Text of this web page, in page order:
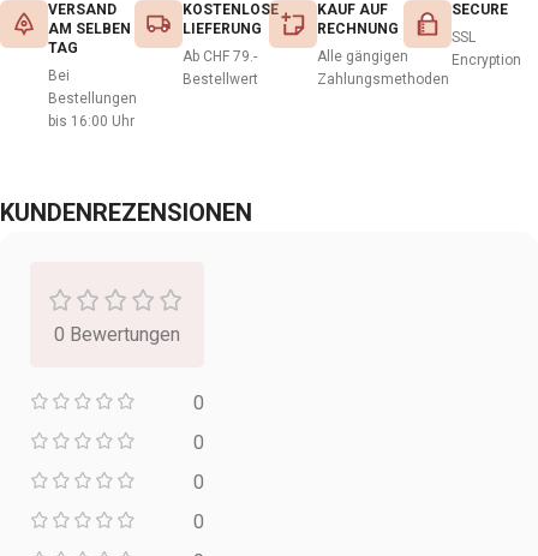
VERSAND
AM SELBEN
TAG
Bei
Bestellungen
bis 16:00 Uhr
KOSTENLOSE
LIEFERUNG
Ab CHF 79.-
Bestellwert
KAUF AUF
RECHNUNG
Alle gängigen
Zahlungsmethoden
SECURE
SSL
Encryption
KUNDENREZENSIONEN
0 Bewertungen
0
0
0
0